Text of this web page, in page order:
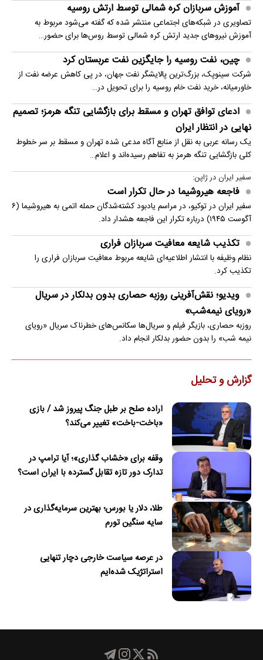
آموزش سربازان کره شمالی توسط ارتش روسیه
تصاویری در شبکه‌های اجتماعی منتشر شده که گفته می‌شود مربوط به
آموزش نیروهای جدید ارتش کره شمالی توسط روس‌ها برای حضور…
چین، نفت روسیه را جایگزین نفت عربستان کرد
شرکت سینوپک، بزرگ‌ترین پالایشگر نفت جهان، در پی کاهش عرضه نفت از
خاورمیانه، خرید نفت خام روسیه را برای تحویل در…
ادعای توافق تهران و مسقط برای بازگشایی تنگه هرمز؛ تصمیم
نهایی در انتظار ایران
یک رسانه عربی به نقل از منابع آگاه مدعی شده تهران و مسقط بر سر خطوط
کلی بازگشایی تنگه هرمز به تفاهم رسیده‌اند و اعلام…
سفیر ایران در ژاپن:
فاجعه هیروشیما در حال تکرار است
سفیر ایران در توکیو، در مراسم یادبود کشته‌شدگان حمله اتمی به هیروشیما (۶
آگوست ۱۹۴۵) درباره تکرار این فاجعه هشدار داد.
تکذیب شایعه معافیت سربازان فراری
نظام وظیفه با انتشار اطلاعیه‌ای شایعه مربوط معافیت سربازان فراری را
تکذیب کرد.
ویدیو؛ نقش‌آفرینی روزبه حصاری بدون بدلکار در سریال
«رویای نیمه‌شب»
روزبه حصاری، بازیگر فیلم و سریال‌ها سکانس‌های خطرناک سریال «رویای
نیمه شب» را بدون حضور بدلکار انجام داد.
گزارش و تحلیل
اراده صلح بر طبل جنگ پیروز شد / بازی
«باخت-باخت» تغییر می‌کند؟
وقفه برای «خشاب گذاری»؛ آیا ترامپ در
تدارک دور تازه تقابل گسترده با ایران است؟
طلا، دلار یا بورس؛ بهترین سرمایه‌گذاری در
سایه سنگین تورم
در عرصه سیاست خارجی دچار تنهایی
استراتژیک شده‌ایم